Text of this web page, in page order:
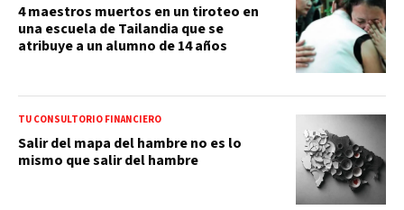
4 maestros muertos en un tiroteo en
una escuela de Tailandia que se
atribuye a un alumno de 14 años
TU CONSULTORIO FINANCIERO
Salir del mapa del hambre no es lo
mismo que salir del hambre